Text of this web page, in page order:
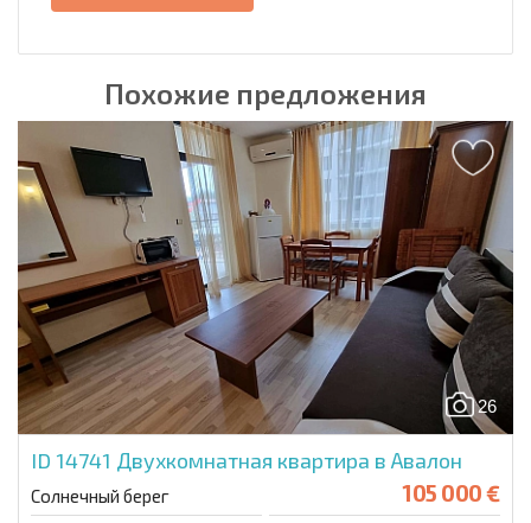
Похожие предложения
26
ID 14741 Двухкомнатная квартира в Авалон
Солнечный берег 105 000 €